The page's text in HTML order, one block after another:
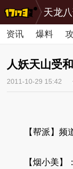
天龙
资讯 爆料
人妖天山受
2011-10-29 15:42
【帮派】频
【烟小美】：